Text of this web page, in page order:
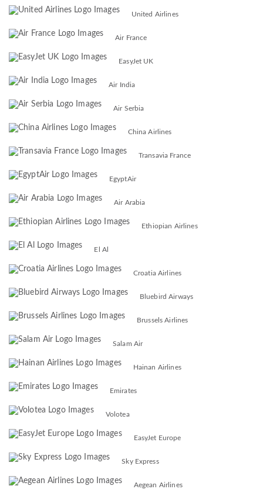
United Airlines
Air France
EasyJet UK
Air India
Air Serbia
China Airlines
Transavia France
EgyptAir
Air Arabia
Ethiopian Airlines
El Al
Croatia Airlines
Bluebird Airways
Brussels Airlines
Salam Air
Hainan Airlines
Emirates
Volotea
EasyJet Europe
Sky Express
Aegean Airlines